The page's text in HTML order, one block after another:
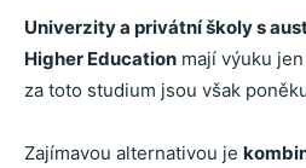
Univerzity a privátní školy s
Higher Education mají výuku
za toto studium jsou však
Zajímavou alternativou je